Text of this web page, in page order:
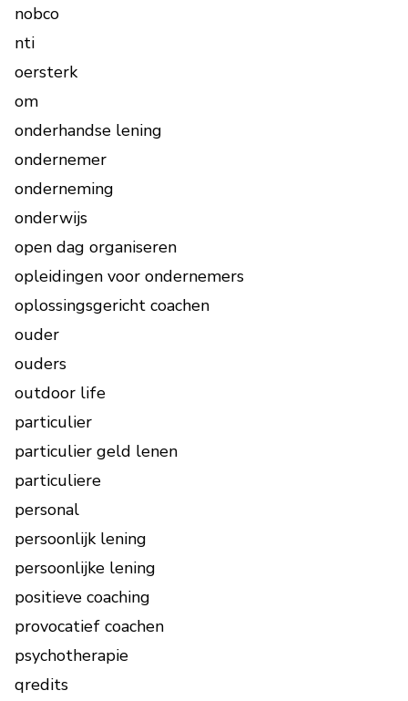
nobco
nti
oersterk
om
onderhandse lening
ondernemer
onderneming
onderwijs
open dag organiseren
opleidingen voor ondernemers
oplossingsgericht coachen
ouder
ouders
outdoor life
particulier
particulier geld lenen
particuliere
personal
persoonlijk lening
persoonlijke lening
positieve coaching
provocatief coachen
psychotherapie
qredits